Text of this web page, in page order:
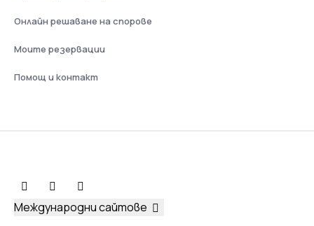
Онлайн решаване на спорове
Моите резервации
Помощ и контакт
Международни сайтове